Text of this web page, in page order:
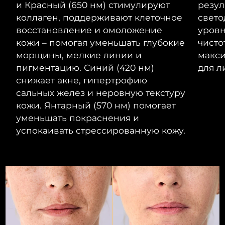
и Красный (650 нм) стимулируют
коллаген, поддерживают клеточное
восстановление и омоложение
кожи – помогая уменьшать глубокие
морщины, мелкие линии и
пигментацию. Синий (420 нм)
снижает акне, гипертрофию
сальных желез и неровную текстуру
кожи. Янтарный (570 нм) помогает
уменьшать покраснения и
успокаивать стрессированную кожу.
для
Израиль
Ожидаемая дата доставки
8/11/26
Италия
Ожидаемая дата доставки
Ожидаемая дата доставки
8/10/26
Джерси
Ожидаемая дата доставки
Кувейт
Ожидаемая дата доставки
8/7/26
Латвия
Ожидаемая дата доставки
8/7/26